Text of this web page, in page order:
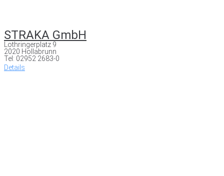
STRAKA GmbH
Lothringerplatz 9
2020 Hollabrunn
Tel: 02952 2683-0
Details